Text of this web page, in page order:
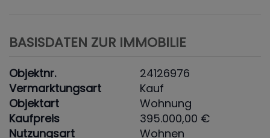
BASISDATEN ZUR IMMOBILIE
Objektnr.
24126976
Vermarktungsart
Kauf
Objektart
Wohnung
Kaufpreis
395.000,00 €
Nutzungsart
Wohnen